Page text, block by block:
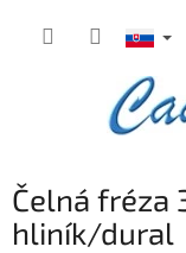
Čelná fréza
hliník/dural